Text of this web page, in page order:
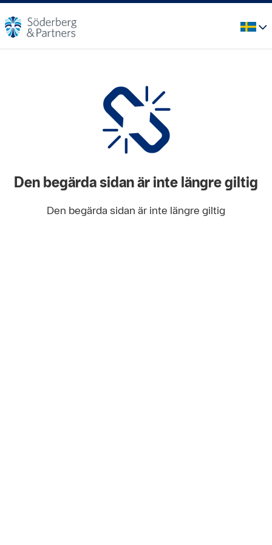
Den begärda sidan är inte längre giltig
Den begärda sidan är inte längre giltig